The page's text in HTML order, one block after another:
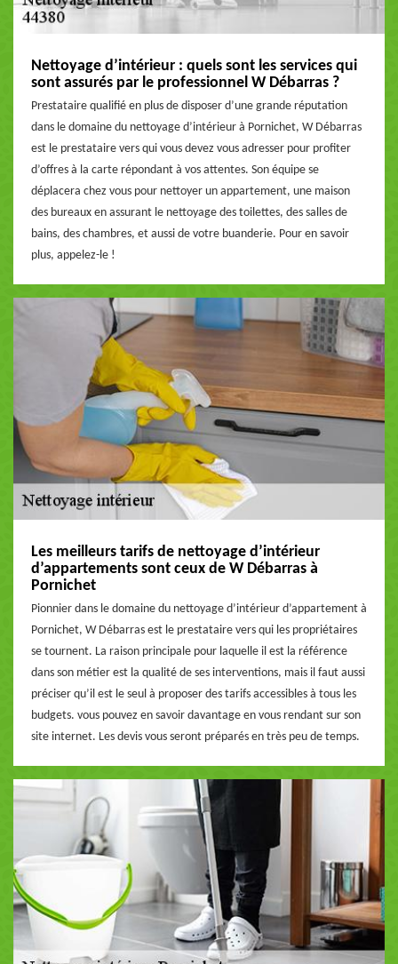
Nettoyage d’intérieur : quels sont les services qui
sont assurés par le professionnel W Débarras ?
Prestataire qualifié en plus de disposer d’une grande réputation
dans le domaine du nettoyage d’intérieur à Pornichet, W Débarras
est le prestataire vers qui vous devez vous adresser pour profiter
d’offres à la carte répondant à vos attentes. Son équipe se
déplacera chez vous pour nettoyer un appartement, une maison
des bureaux en assurant le nettoyage des toilettes, des salles de
bains, des chambres, et aussi de votre buanderie. Pour en savoir
plus, appelez-le !
Les meilleurs tarifs de nettoyage d’intérieur
d’appartements sont ceux de W Débarras à
Pornichet
Pionnier dans le domaine du nettoyage d’intérieur d’appartement à
Pornichet, W Débarras est le prestataire vers qui les propriétaires
se tournent. La raison principale pour laquelle il est la référence
dans son métier est la qualité de ses interventions, mais il faut aussi
préciser qu’il est le seul à proposer des tarifs accessibles à tous les
budgets. vous pouvez en savoir davantage en vous rendant sur son
site internet. Les devis vous seront préparés en très peu de temps.